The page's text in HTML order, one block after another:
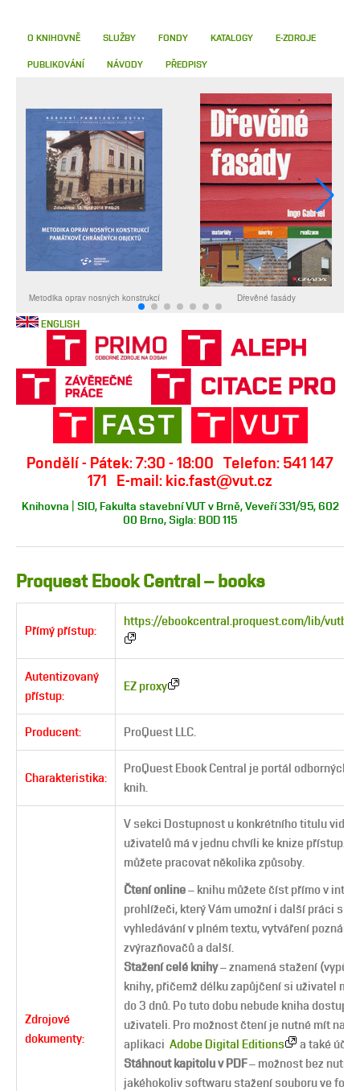
O KNIHOVNĚ SLUŽBY FONDY KATALOGY E-ZDROJE
PUBLIKOVÁNÍ NÁVODY PŘEDPISY
ENGLISH
Pondělí - Pátek: 7:30 - 18:00 Telefon: 541 147
171 E-mail: kic.fast@vut.cz
Knihovna | SIO, Fakulta stavební VUT v Brně, Veveří 331/95, 602
00 Brno, Sigla: BOD 115
Proquest Ebook Central – books
Přímý přístup:
https://ebookcentral.proquest.com/lib/
Autentizovaný
přístup:
EZ proxy
Producent: ProQuest LLC.
Charakteristika:
ProQuest Ebook Central je portál odborných
knih.
Zdrojové
dokumenty:
V sekci Dostupnost u konkrétního titulu
uživatelů má v jednu chvíli ke knize přístup. S
můžete pracovat několika způsoby.
Čtení online– knihu můžete číst přímo v
prohlížeči, který Vám umožní i další práci s
vyhledávání v plném textu, vytváření
zvýrazňovačů a další.
Stažení celé knihy– znamená stažení
knihy, přičemž délku zapůjčení si uživatel
do 3 dnů. Po tuto dobu nebude kniha
uživateli. Pro možnost čtení je nutné mít
aplikaci Adobe Digital Editions a také účet
Stáhnout kapitolu v PDF– možnost bez
jakéhokoliv softwaru stažení souboru ve